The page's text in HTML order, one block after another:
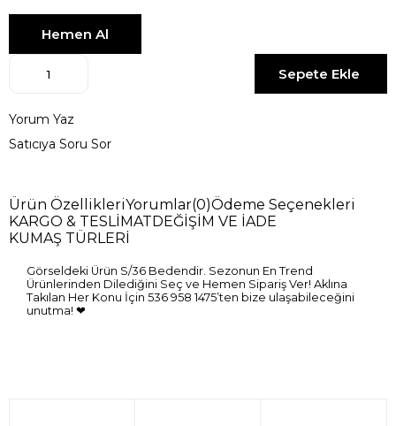
Yorum Yaz
Satıcıya Soru Sor
Ürün ÖzellikleriYorumlar(0)Ödeme Seçenekleri
KARGO & TESLİMAT DEĞİŞİM VE İADE
KUMAŞ TÜRLERİ
Görseldeki Ürün S/36 Bedendir. Sezonun En Trend
Ürünlerinden Dilediğini Seç ve Hemen Sipariş Ver! Aklına
Takılan Her Konu İçin 536 958 1475’ten bize ulaşabileceğini
unutma! ❤